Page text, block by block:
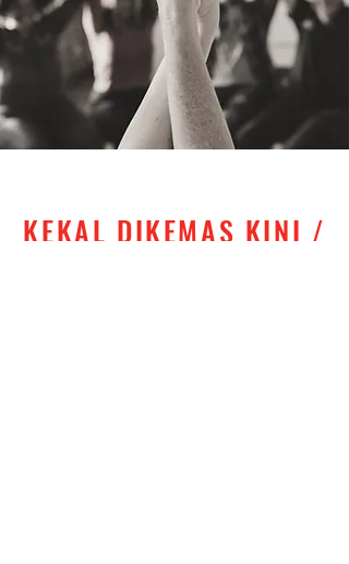
KEKAL DIKEMAS KINI /